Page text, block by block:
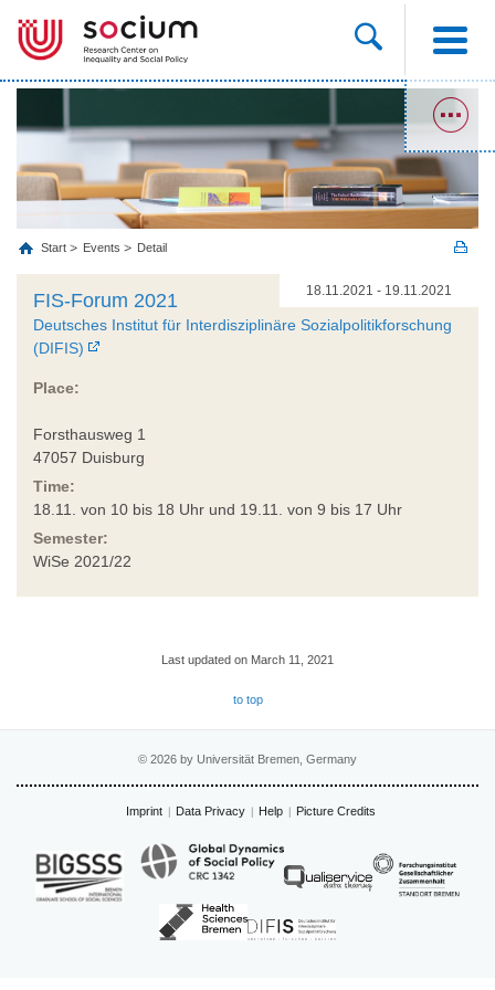
Start Events Detail
18.11.2021 - 19.11.2021
FIS-Forum 2021
Deutsches Institut für Interdisziplinäre Sozialpolitikforschung
(DIFIS)
Place:
Forsthausweg 1
47057 Duisburg
Time:
18.11. von 10 bis 18 Uhr und 19.11. von 9 bis 17 Uhr
Semester:
WiSe 2021/22
Last updated on March 11, 2021
to top
© 2026 by Universität Bremen, Germany
Imprint Data Privacy Help Picture Credits